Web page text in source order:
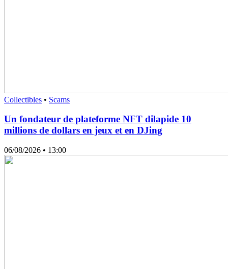
Collectibles • Scams
Un fondateur de plateforme NFT dilapide 10
millions de dollars en jeux et en DJing
06/08/2026 • 13:00